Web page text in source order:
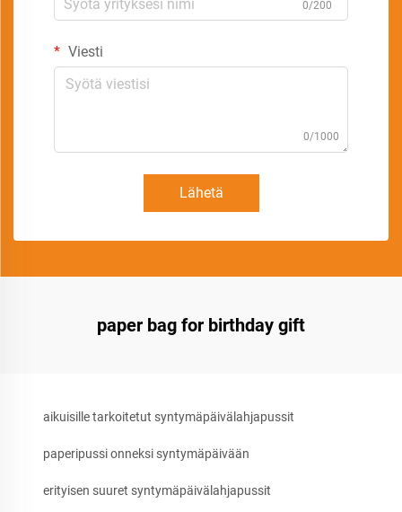
0/200
Viesti
0/1000
Lähetä
paper bag for birthday gift
aikuisille tarkoitetut syntymäpäivälahjapussit
paperipussi onneksi syntymäpäivään
erityisen suuret syntymäpäivälahjapussit